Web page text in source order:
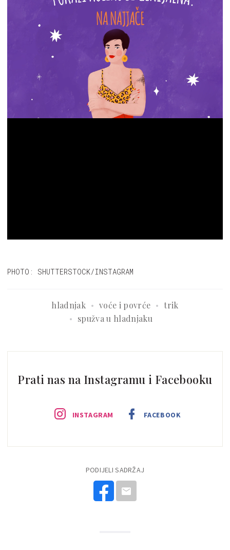
PHOTO: SHUTTERSTOCK/INSTAGRAM
hladnjak voće i povrće
trik
spužva u hladnjaku
Prati nas na Instagramu i Facebooku
INSTAGRAM FACEBOOK
PODIJELI SADRŽAJ